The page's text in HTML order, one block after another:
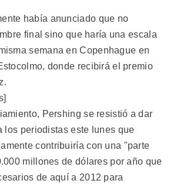
había anunciado que no
final sino que haría una escala
semana en Copenhague en
donde recibirá el premio
Pershing se resistió a dar
los periodistas este lunes que
contribuiría con una "parte
millones de dólares por año que
de aquí a 2012 para